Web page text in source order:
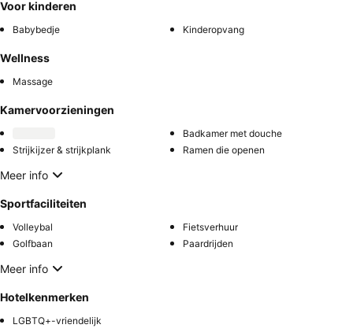
Voor kinderen
Babybedje Kinderopvang
Wellness
Massage
Kamervoorzieningen
Badkamer met douche
Strijkijzer & strijkplank
Ramen die openen
Meer info
Sportfaciliteiten
Volleybal
Fietsverhuur
Golfbaan
Paardrijden
Meer info
Hotelkenmerken
LGBTQ+-vriendelijk